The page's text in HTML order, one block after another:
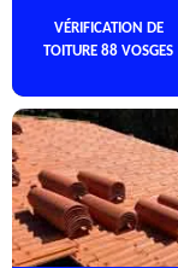
VÉRIFICATION DE
TOITURE 88 VOSGES